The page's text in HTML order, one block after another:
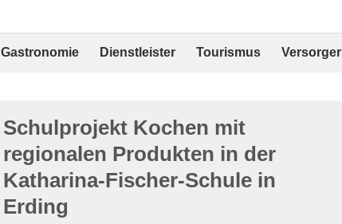
Gastronomie Dienstleister Tourismus Versorger
Schulprojekt Kochen mit
regionalen Produkten in der
Katharina-Fischer-Schule in
Erding